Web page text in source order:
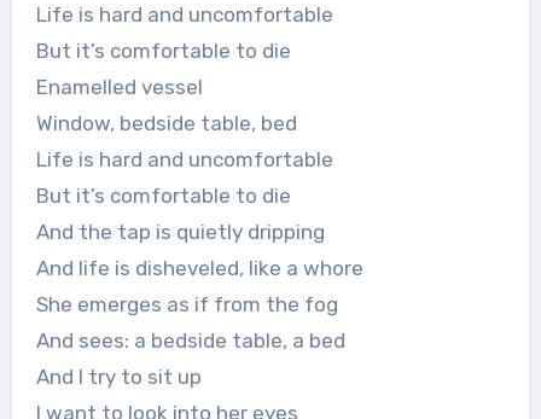
Life is hard and uncomfortable
But it’s comfortable to die
Enamelled vessel
Window, bedside table, bed
Life is hard and uncomfortable
But it’s comfortable to die
And the tap is quietly dripping
And life is disheveled, like a whore
She emerges as if from the fog
And sees: a bedside table, a bed
And I try to sit up
I want to look into her eyes